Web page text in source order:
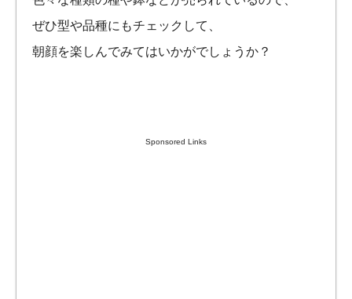
ぜひ型や品種にもチェックして、
朝顔を楽しんでみてはいかがでしょうか？
Sponsored Links